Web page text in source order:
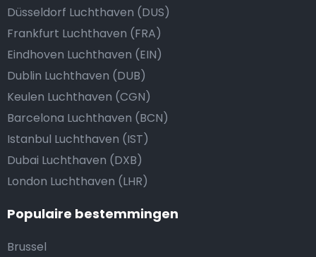
Düsseldorf Luchthaven (DUS)
Frankfurt Luchthaven (FRA)
Eindhoven Luchthaven (EIN)
Dublin Luchthaven (DUB)
Keulen Luchthaven (CGN)
Barcelona Luchthaven (BCN)
Istanbul Luchthaven (IST)
Dubai Luchthaven (DXB)
London Luchthaven (LHR)
Populaire bestemmingen
Brussel